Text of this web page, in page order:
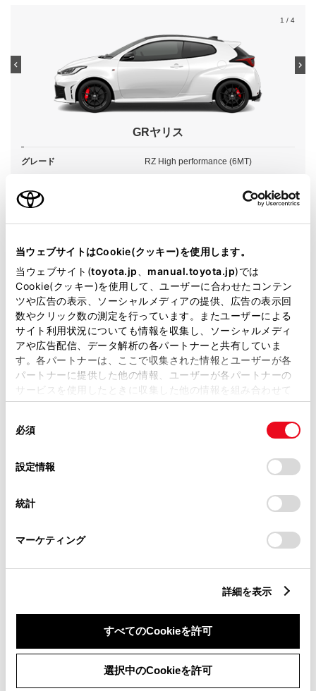
当ウェブサイトはCookie(クッキー)を使用します。
当ウェブサイト(toyota.jp manual.toyota.jp)では
Cookie(クッキー)を使用して、ユーザーに合わせたコンテン
ツや広告の表示、ソーシャルメディアの提供、広告の表示回
数やクリック数の測定を行っています。またユーザーによる
サイト利用状況についても情報を収集し、ソーシャルメディ
アや広告配信、データ解析の各パートナーと共有していま
す。各パートナーは、ここで収集された情報とユーザーが各
パートナーに提供した他の情報、ユーザーが各パートナーの
サービスを使用したときに収集した他の情報を組み合わせて
使用することがあります。当ウェブサイトの使用を続行する
デバイスにすべてのCookie(クッキー)が保存されることに同
意したことになります。Cookie(クッキー)のオプトアウト、
設定の変更、同意を撤回したりするにあたっては、当社の
「Cookie（クッキー）情報の取り扱いについて
」をご覧くだ
必須
設定情報
統計
マーケティング
詳細を表示
すべてのCookieを許可
選択中のCookieを許可
1 / 4
GRヤリス
グレード RZ High performance (6MT)
カラー プラチナホワイトパールマイカ
駆動方式 4WD
展示車
施設情報・サービス
車検・整備・メンテナンス取
扱店
WAX洗車
介助専門士のいるお店